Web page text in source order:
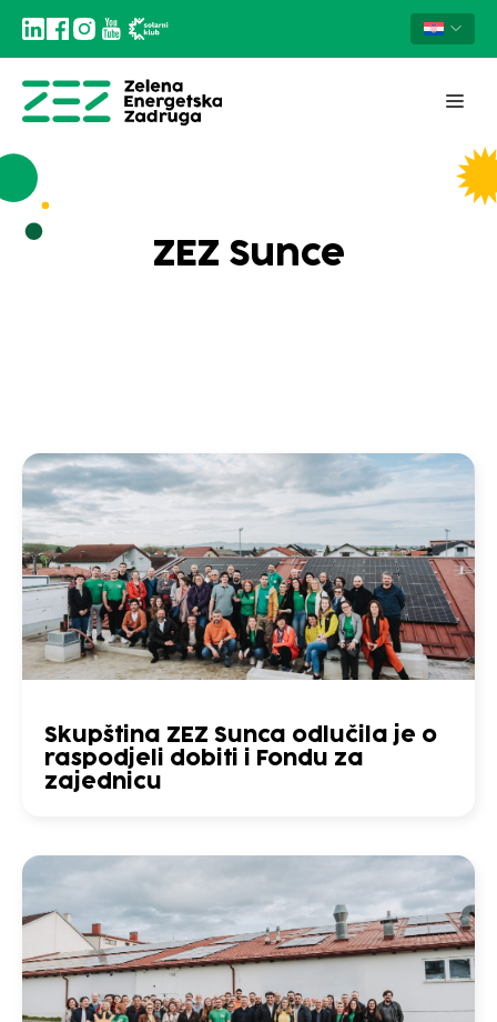
ZEZ Sunce
Skupština ZEZ Sunca odlučila je o
raspodjeli dobiti i Fondu za
zajednicu